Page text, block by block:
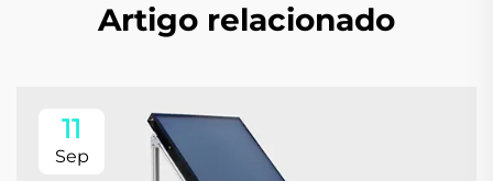
Artigo relacionado
11
Sep